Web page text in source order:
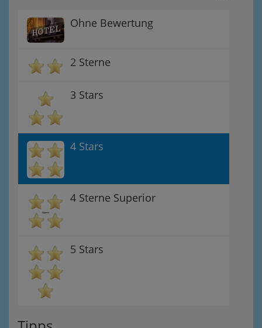
Ohne Bewertung
2 Sterne
3 Stars
4 Stars
4 Sterne Superior
5 Stars